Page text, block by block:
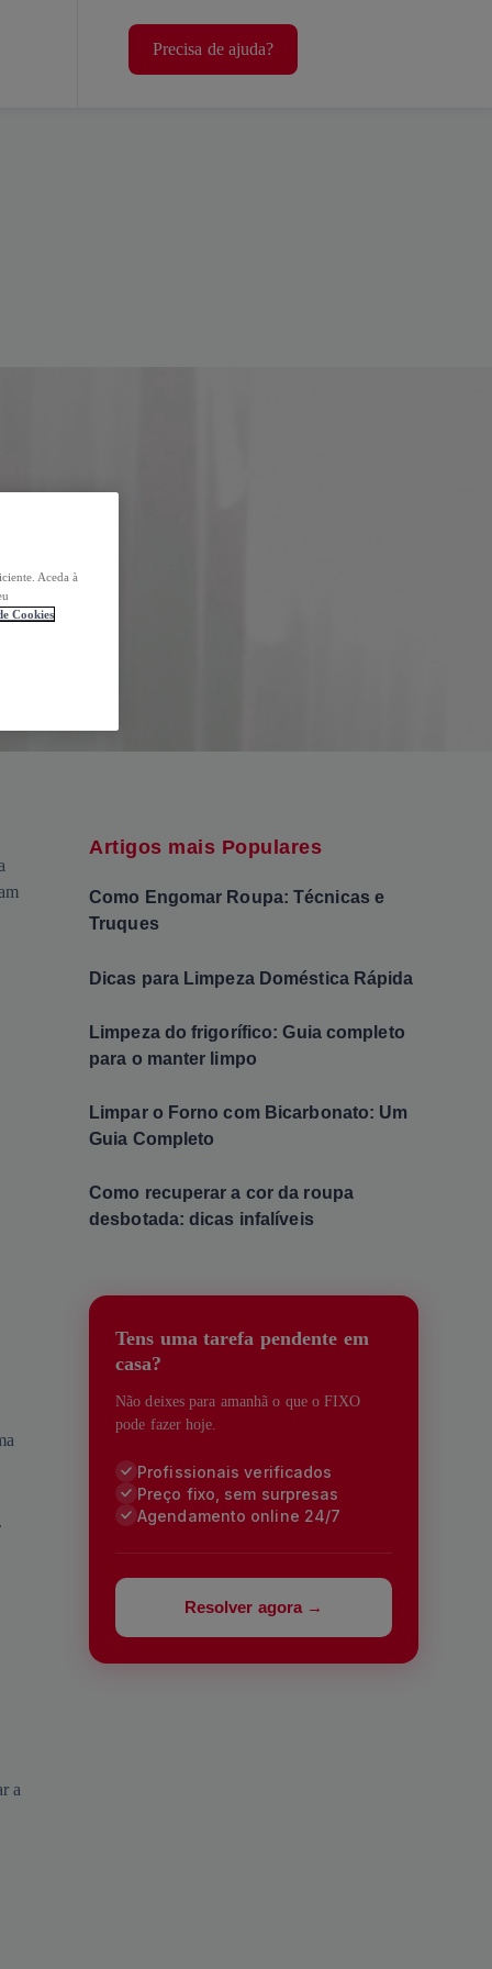
Precisa de ajuda?
a
Artigos mais Populares
Como Engomar Roupa: Técnicas e
Truques
Dicas para Limpeza Doméstica Rápida
Limpeza do frigorífico: Guia completo
para o manter limpo
Limpar o Forno com Bicarbonato: Um
Guia Completo
Como recuperar a cor da roupa
desbotada: dicas infalíveis
Tens uma tarefa pendente em
casa?
Não deixes para amanhã o que o FIXO
pode fazer hoje.
Profissionais verificados
Preço fixo, sem surpresas
Agendamento online 24/7
Resolver agora →
Aceda à
Cookies